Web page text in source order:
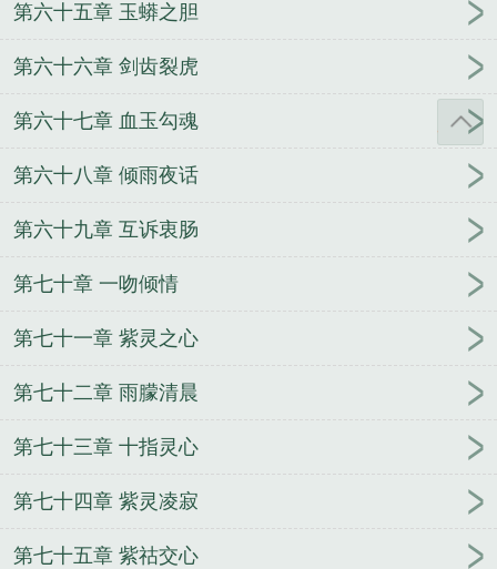
第六十五章 玉蟒之胆
第六十六章 剑齿裂虎
第六十七章 血玉勾魂
第六十八章 倾雨夜话
第六十九章 互诉衷肠
第七十章 一吻倾情
第七十一章 紫灵之心
第七十二章 雨朦清晨
第七十三章 十指灵心
第七十四章 紫灵凌寂
第七十五章 紫祜交心